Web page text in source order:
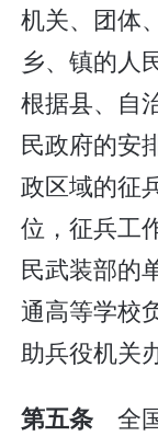
机关、团体
乡、镇的人
根据县、自
民政府的安
政区域的征
位，征兵工
民武装部的
通高等学校
助兵役机关
第五条 全